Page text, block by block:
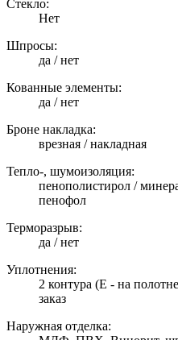
Стекло:
Нет
Шпросы:
да / нет
Кованные элементы:
да / нет
Броне накладка:
врезная / накладная
Тепло-, шумоизоляция:
пенополистирол /
пенофол
Терморазрыв:
да / нет
Уплотнения:
2 контура (E - на
заказ
Наружная отделка: